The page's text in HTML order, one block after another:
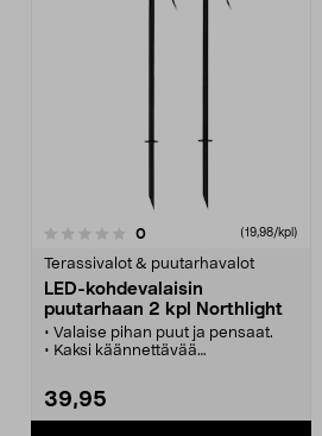
0arvostelut (19,98/kpl)
Terassivalot & puutarhavalot
LED-kohdevalaisin
puutarhaan 2 kpl Northlight
• Valaise pihan puut ja pensaat.
• Kaksi käännettävää
• Korkeus maanpinnasta n. 43 cm.
39,95
0.0 viidestä